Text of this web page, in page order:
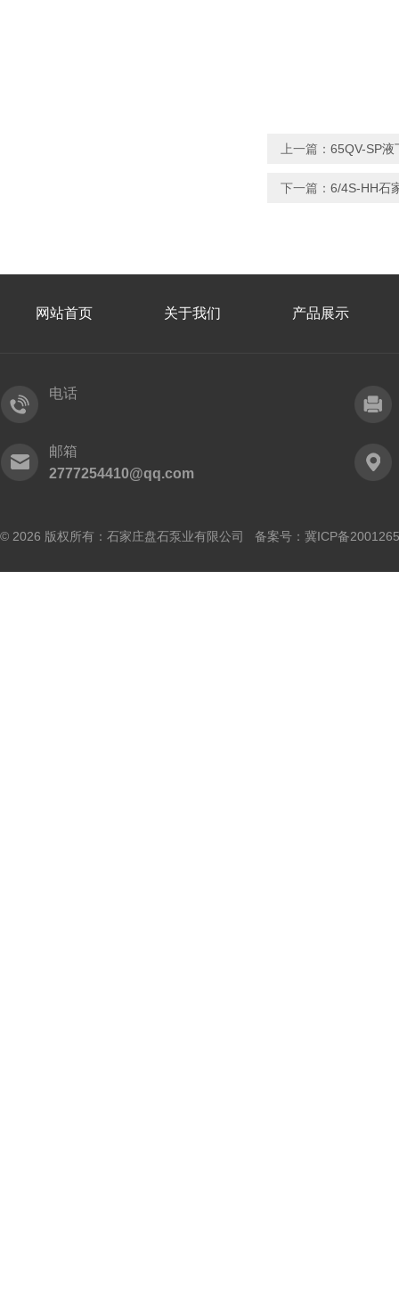
上一篇： 65QV-SP
下一篇： 6/4S-HH石
网站首页 关于我们 产品展示
电话
邮箱
2777254410@qq.com
© 2026 版权所有：石家庄盘石泵业有限公司 备案号： 冀ICP备